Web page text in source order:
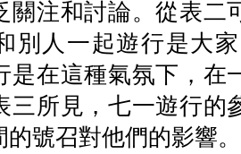
關注和討論。從表二
別人一起遊行是大
是在這種氣氛下，在
三所見，七一遊行的
號召對他們的影響。